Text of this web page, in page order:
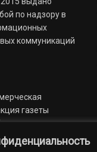
по надзору в
коммуникаций
газеты